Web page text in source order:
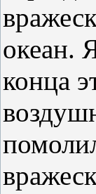
океан.
конца